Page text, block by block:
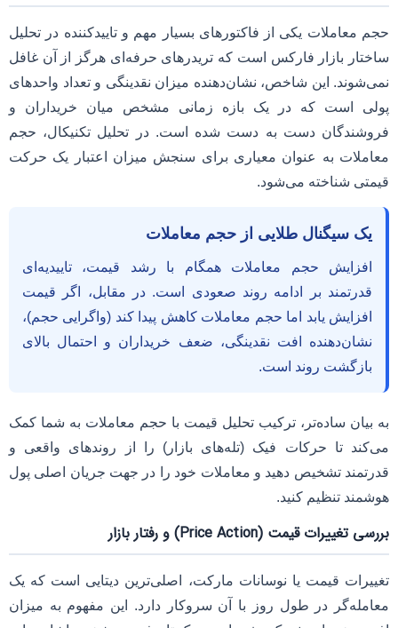
حجم معاملات یکی از فاکتورهای بسیار مهم و تاییدکننده در تحلیل
ساختار بازار فارکس است که تریدرهای حرفه‌ای هرگز از آن غافل
نمی‌شوند. این شاخص، نشان‌دهنده میزان نقدینگی و تعداد واحدهای
پولی است که در یک بازه زمانی مشخص میان خریداران و
فروشندگان دست به دست شده است. در تحلیل تکنیکال، حجم
معاملات به عنوان معیاری برای سنجش میزان اعتبار یک حرکت
قیمتی شناخته می‌شود.
یک سیگنال طلایی از حجم معاملات
افزایش حجم معاملات همگام با رشد قیمت، تاییدیه‌ای
قدرتمند بر ادامه روند صعودی است. در مقابل، اگر قیمت
افزایش یابد اما حجم معاملات کاهش پیدا کند (واگرایی حجم)،
نشان‌دهنده افت نقدینگی، ضعف خریداران و احتمال بالای
بازگشت روند است.
به بیان ساده‌تر، ترکیب تحلیل قیمت با حجم معاملات به شما کمک
می‌کند تا حرکات فیک (تله‌های بازار) را از روندهای واقعی و
قدرتمند تشخیص دهید و معاملات خود را در جهت جریان اصلی پول
هوشمند تنظیم کنید.
بررسی تغییرات قیمت (Price Action) و رفتار بازار
تغییرات قیمت یا نوسانات مارکت، اصلی‌ترین دیتایی است که یک
معامله‌گر در طول روز با آن سروکار دارد. این مفهوم به میزان